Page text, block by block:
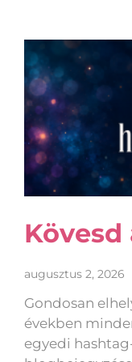
augusztus 2, 2026
Gondosan
években
egyedi